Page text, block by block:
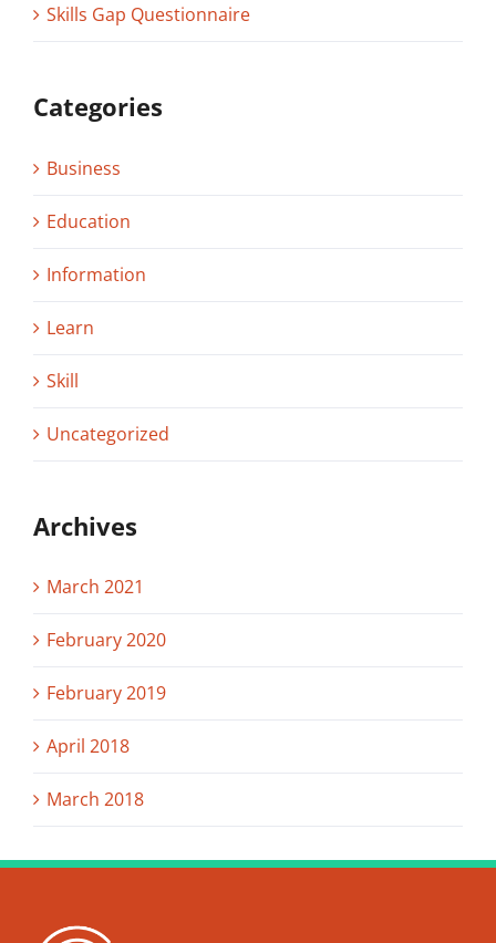
Skills Gap Questionnaire
Categories
Business
Education
Information
Learn
Skill
Uncategorized
Archives
March 2021
February 2020
February 2019
April 2018
March 2018